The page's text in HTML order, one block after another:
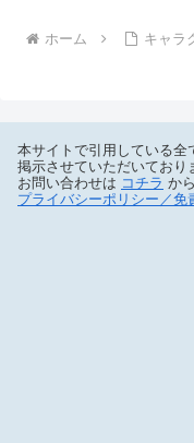
ホーム キャラ
本サイトで引用している全
掲示させていただいており
お問い合わせは コチラ から
プライバシーポリシー／免